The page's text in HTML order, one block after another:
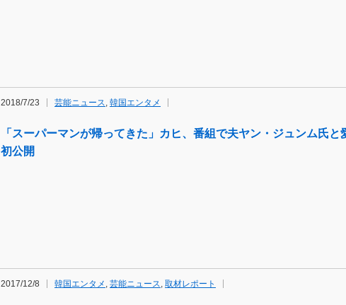
2018/7/23 芸能ニュース, 韓国エンタメ
「スーパーマンが帰ってきた」カヒ、番組で夫ヤン・ジュンム氏と
初公開
2017/12/8 韓国エンタメ , 芸能ニュース, 取材レポート